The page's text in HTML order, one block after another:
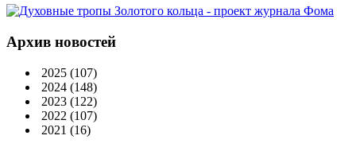
Архив новостей
2025 (107)
2024 (148)
2023 (122)
2022 (107)
2021 (16)